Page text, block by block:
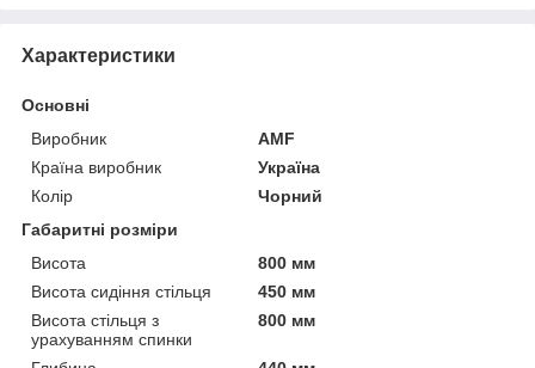
Характеристики
Основні
Виробник
AMF
Країна виробник
Україна
Колір
Чорний
Габаритні розміри
Висота
800 мм
Висота сидіння стільця
450 мм
Висота стільця з
урахуванням спинки
800 мм